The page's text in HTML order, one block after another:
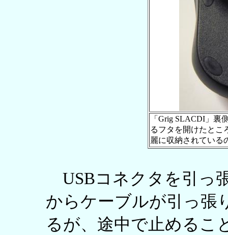
「Grig SLACDI」裏
るフタを開けたとこ
麗に収納されている
USBコネクタを引っ
からケーブルが引っ張
るが、途中で止めるこ